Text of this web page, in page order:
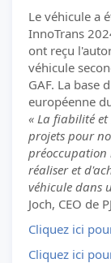
Le véhicule a
InnoTrans
ont reçu
véhicule
GAF. La base
européenne
« La fiabilité
projets pour
préoccupation
réaliser et
véhicule dans
Joch, CEO de
Cliquez ici
Cliquez ici